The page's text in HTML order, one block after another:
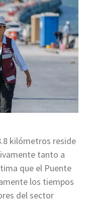
kilómetros reside
tanto a
que el Puente
los tiempos
del sector